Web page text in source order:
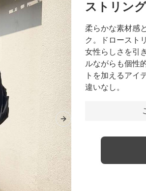
Next slide
ストリン
柔らかな素材感
ク。ドロースト
女性らしさを引
ルながらも個性
トを加えるアイ
違いなし。